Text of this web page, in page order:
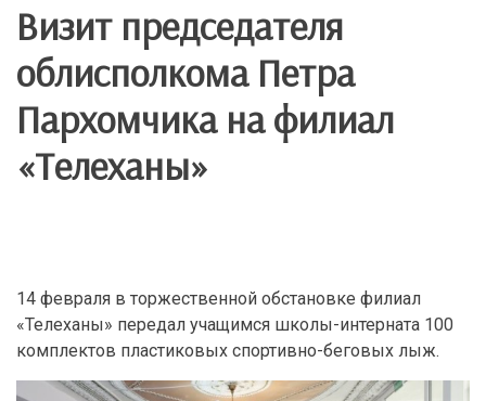
Визит председателя
облисполкома Петра
Пархомчика на филиал
«Телеханы»
14 февраля в торжественной обстановке филиал
«Телеханы» передал учащимся школы-интерната 100
комплектов пластиковых спортивно-беговых лыж.